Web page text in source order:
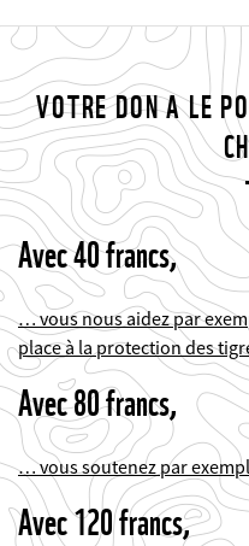
VOTRE DON A LE
Avec 40 francs,
… vous nous aidez par
place à la protection des
Avec 80 francs,
… vous soutenez par
Avec 120 francs,